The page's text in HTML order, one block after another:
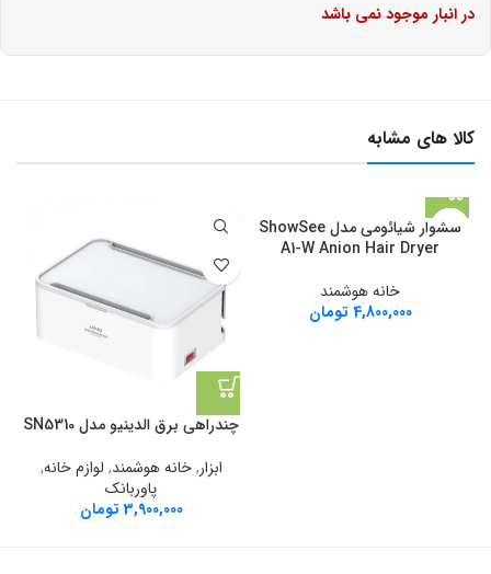
در انبار موجود نمی باشد
کالا های مشابه
سشوار شیائومی مدل ShowSee
A1-W Anion Hair Dryer
خانه هوشمند
4,800,000 تومان
چندراهی برق الدینیو مدل SN5310
ابزار,خانه هوشمند, لوازم خانه,
پاوربانک
3,900,000 تومان